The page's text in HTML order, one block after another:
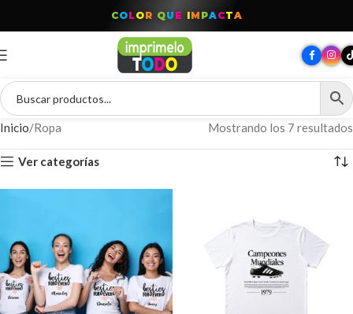
COLOR QU E IM PACTA
Inicio Ropa Mostrando los 7 resultados
Ver categorías